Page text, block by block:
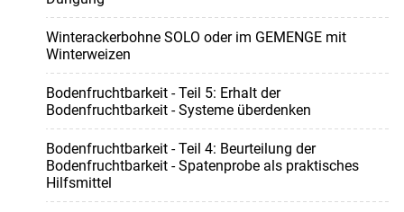
Winterackerbohne SOLO oder im GEMENGE mit
Winterweizen
Bodenfruchtbarkeit - Teil 5: Erhalt der
Bodenfruchtbarkeit - Systeme überdenken
Bodenfruchtbarkeit - Teil 4: Beurteilung der
Bodenfruchtbarkeit - Spatenprobe als praktisches
Hilfsmittel